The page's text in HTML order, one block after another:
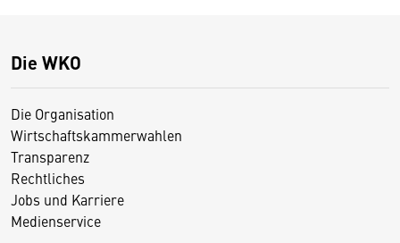
Die WKO
Die Organisation
Wirtschaftskammerwahlen
Transparenz
Rechtliches
Jobs und Karriere
Medienservice